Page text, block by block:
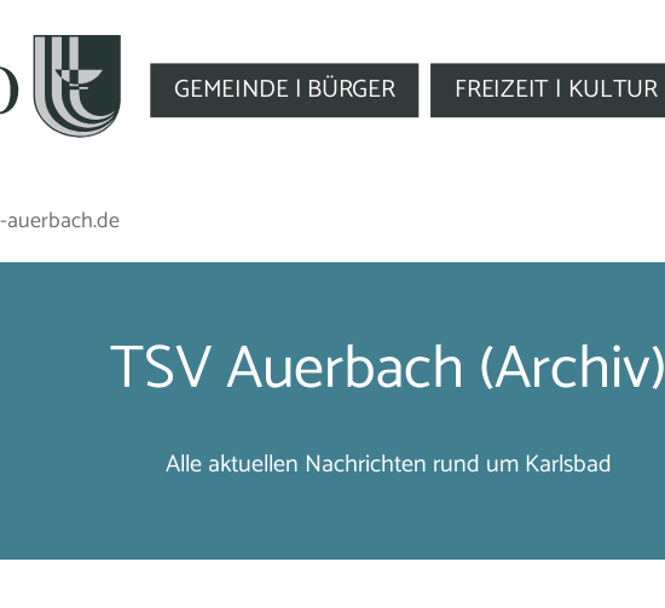
GEMEINDE | BÜRGER FREIZEIT | KULTUR
auerbach.de
TSV Auerbach (Archiv)
Alle aktuellen Nachrichten rund um Karlsbad